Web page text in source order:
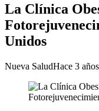
La Clínica
Unidos
Nueva SaludHace 3 años